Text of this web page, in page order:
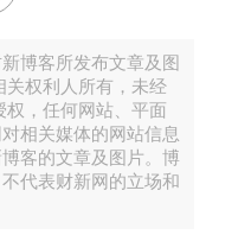
对论，麦克斯韦的电磁
理的规律在时间反转下
，我们分辨不出哪个方
起来都完全合理，都
转的视频倒放，同样毫
客所发布文章及图
关权利人所有，未经
，任何网站、平面
相关媒体的网站信息
客的文章及图片。博
代表财新网的立场和